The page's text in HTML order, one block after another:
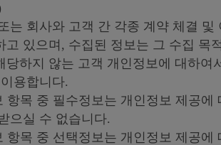
는 회사와 고객 간 각종 계약 체결
있으며, 수집된 정보는 그 수집 목
하지 않는 고객 개인정보에 대하
용합니다.
항목 중 필수정보는 개인정보 제공
으실 수 없습니다.
항목 중 선택정보는 개인정보 제공